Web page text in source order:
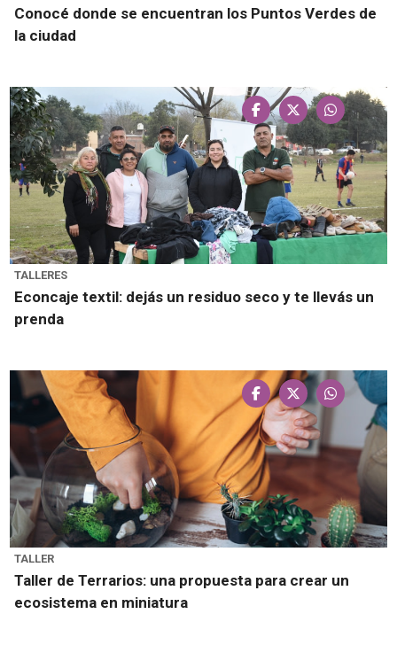
Conocé donde se encuentran los Puntos Verdes de
la ciudad
TALLERES
Econcaje textil: dejás un residuo seco y te llevás un
prenda
TALLER
Taller de Terrarios: una propuesta para crear un
ecosistema en miniatura